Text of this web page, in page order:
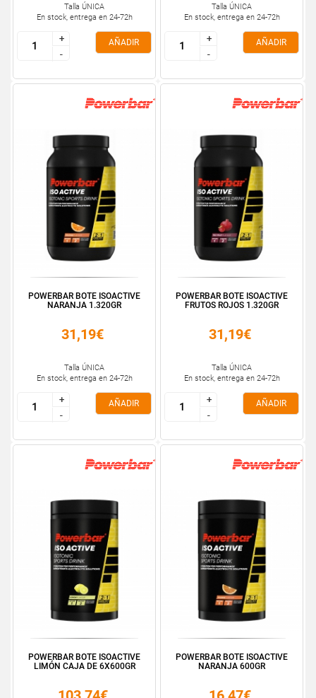
Talla ÚNICA
En stock, entrega en 24-72h
+
-
+
-
AÑADIR
Talla ÚNICA
En stock, entrega en 24-72h
+
-
+
-
AÑADIR
POWERBAR BOTE ISOACTIVE
NARANJA 1.320GR
31,19€
Talla ÚNICA
En stock, entrega en 24-72h
+
-
+
-
AÑADIR
POWERBAR BOTE ISOACTIVE
FRUTOS ROJOS 1.320GR
31,19€
Talla ÚNICA
En stock, entrega en 24-72h
+
-
+
-
AÑADIR
POWERBAR BOTE ISOACTIVE
LIMÓN CAJA DE 6X600GR
POWERBAR BOTE ISOACTIVE
NARANJA 600GR